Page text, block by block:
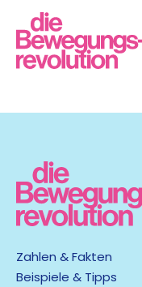
Zahlen & Fakten
Beispiele & Tipps